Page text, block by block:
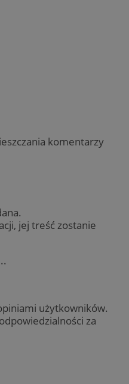
komentarzy
jej treść zostanie
użytkowników.
za